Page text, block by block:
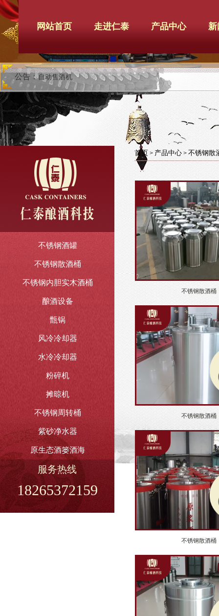
网站首页 走进仁泰 产品中心 新
公告：自动售酒机
不锈钢酒罐
不锈钢散酒桶
不锈钢内胆实木酒桶
酿酒设备
甑锅
风冷冷却器
水冷冷却器
粉碎机
摊晾机
不锈钢周转桶
紫砂净水器
原生态酒篓酒海
服务热线
18265372159
首页 > 产品中心 > 不锈钢散
不锈钢散酒桶
不锈钢散酒桶
不锈钢散酒桶